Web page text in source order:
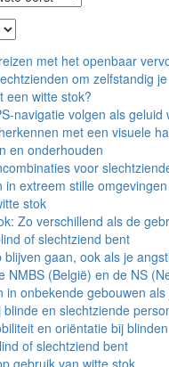
met het openbaar
om zelfstandig
een witte stok?
navigatie volgen als
met een visuele
en onderhouden
voor
extreem stille
stok
Zo verschillend als de
of slechtziend bent
gaan, ook als je
NMBS (België) en de NS
in onbekende gebouwen
en slechtziende
en oriëntatie bij
of slechtziend bent
gebruik van witte stok